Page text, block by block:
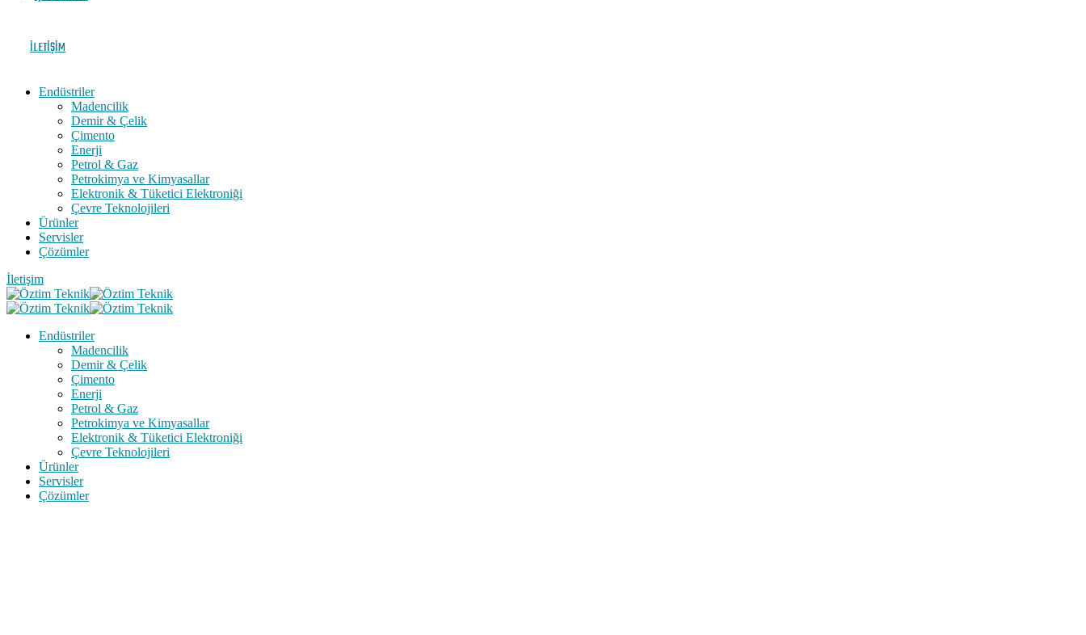
İLETIŞIM
Endüstriler
Madencilik
Demir & Çelik
Çimento
Enerji
Petrol & Gaz
Petrokimya ve Kimyasallar
Elektronik & Tüketici Elektroniği
Çevre Teknolojileri
Ürünler
Servisler
Çözümler
İletişim
Endüstriler
Madencilik
Demir & Çelik
Çimento
Enerji
Petrol & Gaz
Petrokimya ve Kimyasallar
Elektronik & Tüketici Elektroniği
Çevre Teknolojileri
Ürünler
Servisler
Çözümler